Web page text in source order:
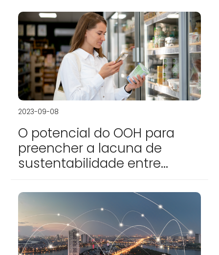
2023-09-08
O potencial do OOH para
preencher a lacuna de
sustentabilidade entre